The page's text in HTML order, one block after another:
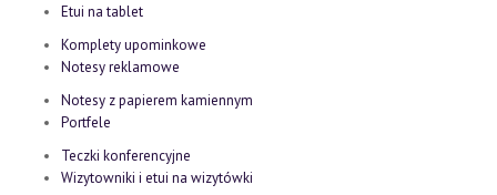
Etui na tablet
Komplety upominkowe
Notesy reklamowe
Notesy z papierem kamiennym
Portfele
Teczki konferencyjne
Wizytowniki i etui na wizytówki